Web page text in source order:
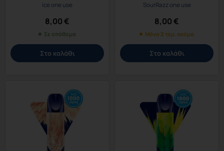
Ice one use
8,00€
Σε απόθεμα
Στο καλάθι
SourRazz one use
8,00€
Μόνο 2 τεμ. ακόμα
Στο καλάθι